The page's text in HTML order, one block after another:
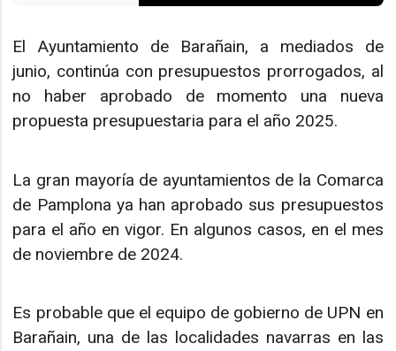
El Ayuntamiento de Barañain, a mediados de
junio, continúa con presupuestos prorrogados, al
no haber aprobado de momento una nueva
propuesta presupuestaria para el año 2025.
La gran mayoría de ayuntamientos de la Comarca
de Pamplona ya han aprobado sus presupuestos
para el año en vigor. En algunos casos, en el mes
de noviembre de 2024.
Es probable que el equipo de gobierno de UPN en
Barañain, una de las localidades navarras en las